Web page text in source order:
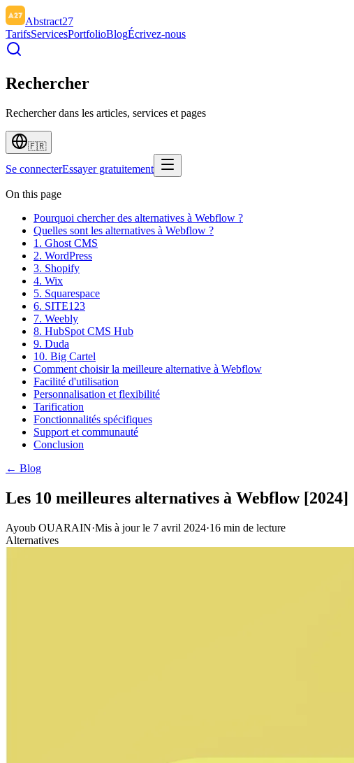
Abstract27
TarifsServicesPortfolioBlogÉcrivez-nous
Rechercher
Rechercher dans les articles, services et pages
🇫🇷
Se connecterEssayer gratuitement
On this page
Pourquoi chercher des alternatives à Webflow ?
Quelles sont les alternatives à Webflow ?
1. Ghost CMS
2. WordPress
3. Shopify
4. Wix
5. Squarespace
6. SITE123
7. Weebly
8. HubSpot CMS Hub
9. Duda
10. Big Cartel
Comment choisir la meilleure alternative à Webflow
Facilité d'utilisation
Personnalisation et flexibilité
Tarification
Fonctionnalités spécifiques
Support et communauté
Conclusion
← Blog
Les 10 meilleures alternatives à Webflow [2024]
Ayoub OUARAIN·Mis à jour le 7 avril 2024·16 min de lecture
Alternatives